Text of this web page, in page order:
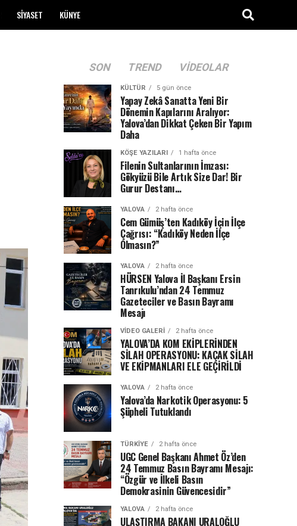
SIYASET KÜNYE
SON TREND VIDEOLAR
KÜLTÜR 5 gün önce
Yapay Zekâ Sanatta Yeni Bir
Dönemin Kapılarını Aralıyor:
Yalova’dan Dikkat Çeken Bir Yapım
Daha
KÖŞE YAZILARI 1 hafta önce
Filenin Sultanlarının İmzası:
Gökyüzü Bile Artık Size Dar! Bir
Gurur Destanı…
YALOVA 2 hafta önce
Cem Gümüş’ten Kadıköy İçin İlçe
Çağrısı: “Kadıköy Neden İlçe
Olmasın?”
YALOVA 2 hafta önce
HÜRSEN Yalova İl Başkanı Ersin
Tanrıkulu’ndan 24 Temmuz
Gazeteciler ve Basın Bayramı
Mesajı
VIDEO GALERI 2 hafta önce
YALOVA’DA KOM EKİPLERİNDEN
SİLAH OPERASYONU: KAÇAK SİLAH
VE EKİPMANLARI ELE GEÇİRİLDİ
YALOVA 2 hafta önce
Yalova’da Narkotik Operasyonu: 5
Şüpheli Tutuklandı
TÜRKIYE 2 hafta önce
UGC Genel Başkanı Ahmet Öz’den
24 Temmuz Basın Bayramı Mesajı:
“Özgür ve İlkeli Basın
Demokrasinin Güvencesidir”
YALOVA 2 hafta önce
ULAŞTIRMA BAKANI URALOĞLU